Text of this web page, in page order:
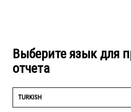
Выберите язык для
отчета
TURKISH